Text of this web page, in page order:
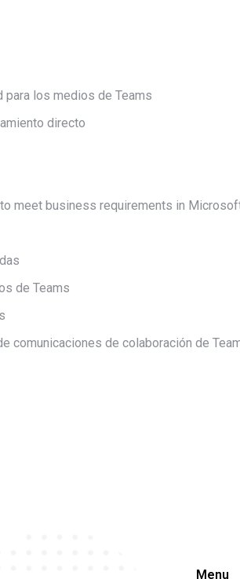
los medios de Teams
directo
meet business requirements in
de Teams
comunicaciones de colaboración de
Menu